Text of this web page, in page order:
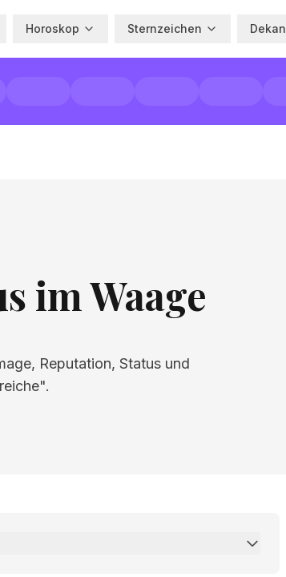
Horoskop Sternzeichen Dekan
im Waage
Reputation, Status und